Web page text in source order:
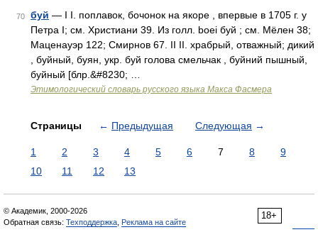
70 буй — I I. поплавок, бочонок на якоре , впервые в 1705 г. у
Петра I; см. Христиани 39. Из голл. boei буй ; см. Мёлен 38;
Маценауэр 122; Смирнов 67. II II. храбрый, отважный; дикий
, буйный, буян, укр. буй голова смельчак , буйний пышный,
буйный [блр.&#8230; …
Этимологический словарь русского языка Макса Фасмера
Страницы ← Предыдущая Следующая →
1 2 3 4 5 6 7 8
9
10
11 12 13
18+
© Академик, 2000-2026
Обратная связь: Техподдержка Реклама на сайте